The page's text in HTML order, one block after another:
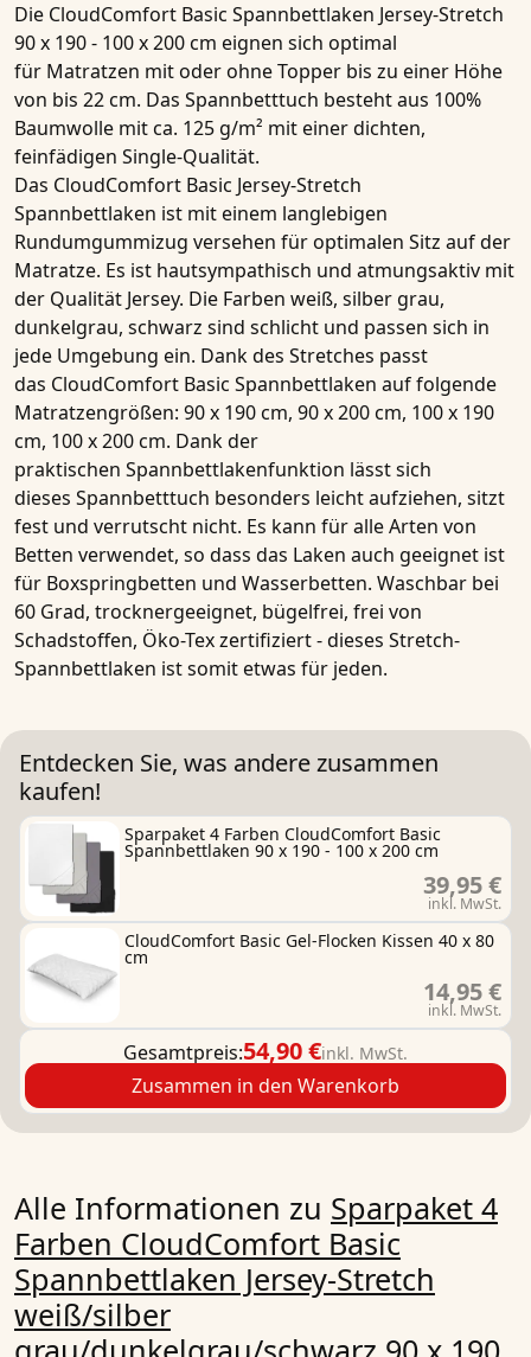
Die CloudComfort Basic Spannbettlaken Jersey-Stretch
90 x 190 - 100 x 200 cm eignen sich optimal
für Matratzen mit oder ohne Topper bis zu einer Höhe
von bis 22 cm. Das Spannbetttuch besteht aus 100%
Baumwolle mit ca. 125 g/m² mit einer dichten,
feinfädigen Single-Qualität.
Das CloudComfort Basic Jersey-Stretch
Spannbettlaken ist mit einem langlebigen
Rundumgummizug versehen für optimalen Sitz auf der
Matratze. Es ist hautsympathisch und atmungsaktiv mit
der Qualität Jersey. Die Farben weiß, silber grau,
dunkelgrau, schwarz sind schlicht und passen sich in
jede Umgebung ein. Dank des Stretches passt
das CloudComfort Basic Spannbettlaken auf folgende
Matratzengrößen: 90 x 190 cm, 90 x 200 cm, 100 x 190
cm, 100 x 200 cm. Dank der
praktischen Spannbettlakenfunktion lässt sich
dieses Spannbetttuch besonders leicht aufziehen, sitzt
fest und verrutscht nicht. Es kann für alle Arten von
Betten verwendet, so dass das Laken auch geeignet ist
für Boxspringbetten und Wasserbetten. Waschbar bei
60 Grad, trocknergeeignet, bügelfrei, frei von
Schadstoffen, Öko-Tex zertifiziert- dieses Stretch-
Spannbettlaken istsomitetwas für jeden.
Entdecken Sie, was andere zusammen
kaufen!
Sparpaket 4 Farben CloudComfort Basic
Spannbettlaken 90 x 190 - 100 x 200 cm
39,95 €
inkl. MwSt.
CloudComfort Basic Gel-Flocken Kissen 40 x 80
cm
14,95 €
inkl. MwSt.
Gesamtpreis:54,90 €inkl. MwSt.
Zusammen in den Warenkorb
Alle Informationen zu Sparpaket 4
Farben CloudComfort Basic
Spannbettlaken Jersey-Stretch
weiß/silber